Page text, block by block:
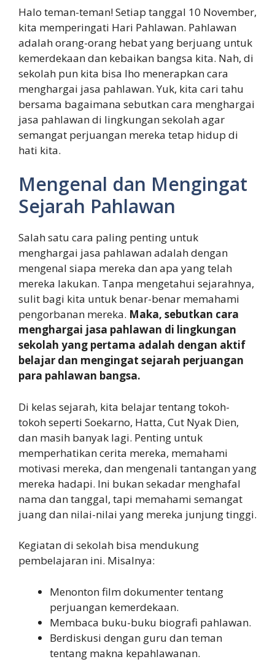
Halo teman-teman! Setiap tanggal 10 November,
kita memperingati Hari Pahlawan. Pahlawan
adalah orang-orang hebat yang berjuang untuk
kemerdekaan dan kebaikan bangsa kita. Nah, di
sekolah pun kita bisa lho menerapkan cara
menghargai jasa pahlawan. Yuk, kita cari tahu
bersama bagaimana sebutkan cara menghargai
jasa pahlawan di lingkungan sekolah agar
semangat perjuangan mereka tetap hidup di
hati kita.
Mengenal dan Mengingat
Sejarah Pahlawan
Salah satu cara paling penting untuk
menghargai jasa pahlawan adalah dengan
mengenal siapa mereka dan apa yang telah
mereka lakukan. Tanpa mengetahui sejarahnya,
sulit bagi kita untuk benar-benar memahami
pengorbanan mereka. Maka, sebutkan cara
menghargai jasa pahlawan di lingkungan
sekolah yang pertama adalah dengan aktif
belajar dan mengingat sejarah perjuangan
para pahlawan bangsa.
Di kelas sejarah, kita belajar tentang tokoh-
tokoh seperti Soekarno, Hatta, Cut Nyak Dien,
dan masih banyak lagi. Penting untuk
memperhatikan cerita mereka, memahami
motivasi mereka, dan mengenali tantangan yang
mereka hadapi. Ini bukan sekadar menghafal
nama dan tanggal, tapi memahami semangat
juang dan nilai-nilai yang mereka junjung tinggi.
Kegiatan di sekolah bisa mendukung
pembelajaran ini. Misalnya:
Menonton film dokumenter tentang
perjuangan kemerdekaan.
Membaca buku-buku biografi pahlawan.
Berdiskusi dengan guru dan teman
tentang makna kepahlawanan.